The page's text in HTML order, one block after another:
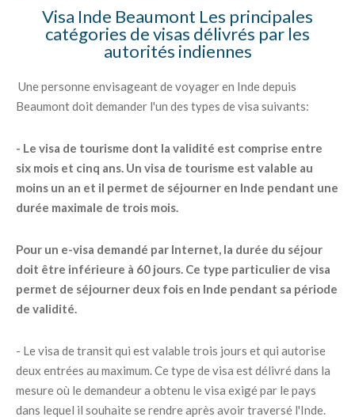
Visa Inde Beaumont Les principales
catégories de visas délivrés par les
autorités indiennes
Une personne envisageant de voyager en Inde depuis
Beaumont doit demander l'un des types de visa suivants:
- Le visa de tourisme dont la validité est comprise entre
six mois et cinq ans. Un visa de tourisme est valable au
moins un an et il permet de séjourner en Inde pendant une
durée maximale de trois mois.
Pour un e-visa demandé par Internet, la durée du séjour
doit être inférieure à 60 jours. Ce type particulier de visa
permet de séjourner deux fois en Inde pendant sa période
de validité.
- Le visa de transit qui est valable trois jours et qui autorise
deux entrées au maximum. Ce type de visa est délivré dans la
mesure où le demandeur a obtenu le visa exigé par le pays
dans lequel il souhaite se rendre après avoir traversé l'Inde.